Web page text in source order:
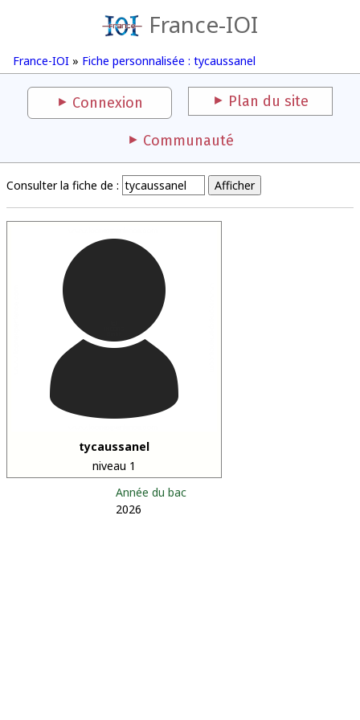
France-IOI
France-IOI » Fiche personnalisée : tycaussanel
Connexion Plan du site
Communauté
Consulter la fiche de :
tycaussanel
niveau 1
Année du bac
2026